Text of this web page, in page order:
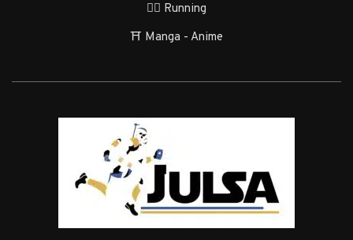
🏃‍♂️ Running
⛩️ Manga - Anime